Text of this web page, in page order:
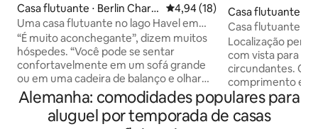
Casa flutuante ⋅ Berlin Charlo
ttenburg
4,94 de uma avaliação média
4,94 (18)
Uma casa flutuante no lago Havel em
Berlim.
“É muito aconchegante”, dizem muitos
hóspedes. “Você pode se sentar
confortavelmente em um sofá grande
ou em uma cadeira de balanço e olhar
para a água por horas, desfrutando da
paz e da tranquilidade.” A casa flutuante
é espaçosa e ecológica,
Casa flutuante ⋅
Casa flutuante
Localização
com vista para as
circundantes. O
comprimento e o
alta qualidade.
um grande
privacidade.
Alemanha: comodidades populares para
aluguel por temporada de casas